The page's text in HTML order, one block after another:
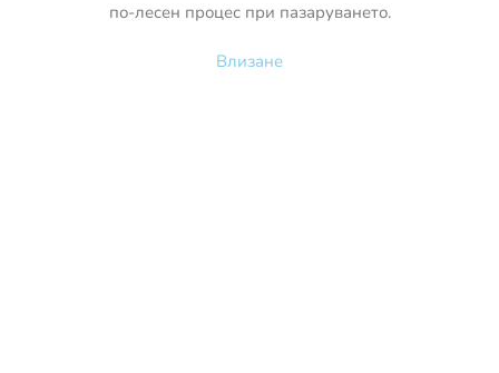
по-лесен процес при пазаруването.
Влизане